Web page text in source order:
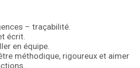
– traçabilité.
écrit.
en équipe.
méthodique, rigoureux et aimer